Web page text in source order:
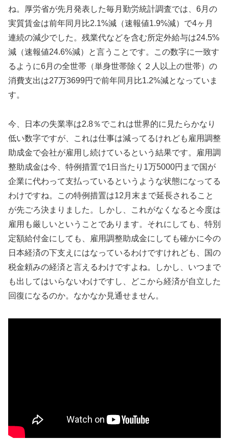
ね。厚労省が先月発表した毎月勤労統計調査では、6月の
実質賃金は前年同月比2.1%減（速報値1.9%減）で4ヶ月
連続の減少でした。残業代などを含む所定外給与は24.5%
減（速報値24.6%減）と言うことです。この数字に一致す
るように6月の全世帯（単身世帯除く２人以上の世帯）の
消費支出は27万3699円で前年同月比1.2%減となっていま
す。
今、日本の失業率は2.8％でこれは世界的に見たらかなり
低い数字ですが、これは仕事は減ってるけれども雇用調整
助成金で会社が雇用し続けているという結果です。雇用調
整助成金は今、特例措置で1日当たり1万5000円まで国が
企業に代わって支払っているというような状態になってる
わけですね。この特例措置は12月末まで延長されること
が先ごろ決まりました。しかし、これがなくなると今度は
雇用も厳しいということであります。それにしても、特別
定額給付金にしても、雇用調整助成金にしても確かに今の
日本経済の下支えにはなっているわけですけれども、国の
税金頼みの経済と言えるわけですよね。しかし、いつまで
も出してはいらないわけですし、どこから経済が自立した
回復になるのか。なかなか見通せません。